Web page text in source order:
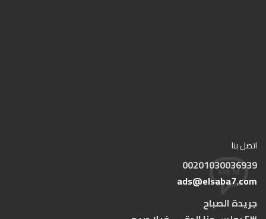
اتصل بنا
00201030036939
ads@elsaba7.com
جريدة الصباح